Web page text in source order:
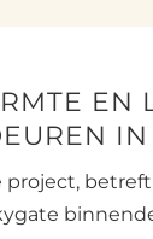
EN
project,